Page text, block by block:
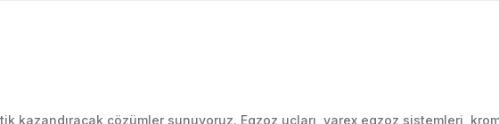
kazandıracak çözümler sunuyoruz. Egzoz uçları, varex egzoz sistemleri,